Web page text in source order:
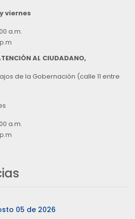
viernes
a.m.
AL CIUDADANO,
de la Gobernación (calle 11 entre
a.m.
05 de 2026